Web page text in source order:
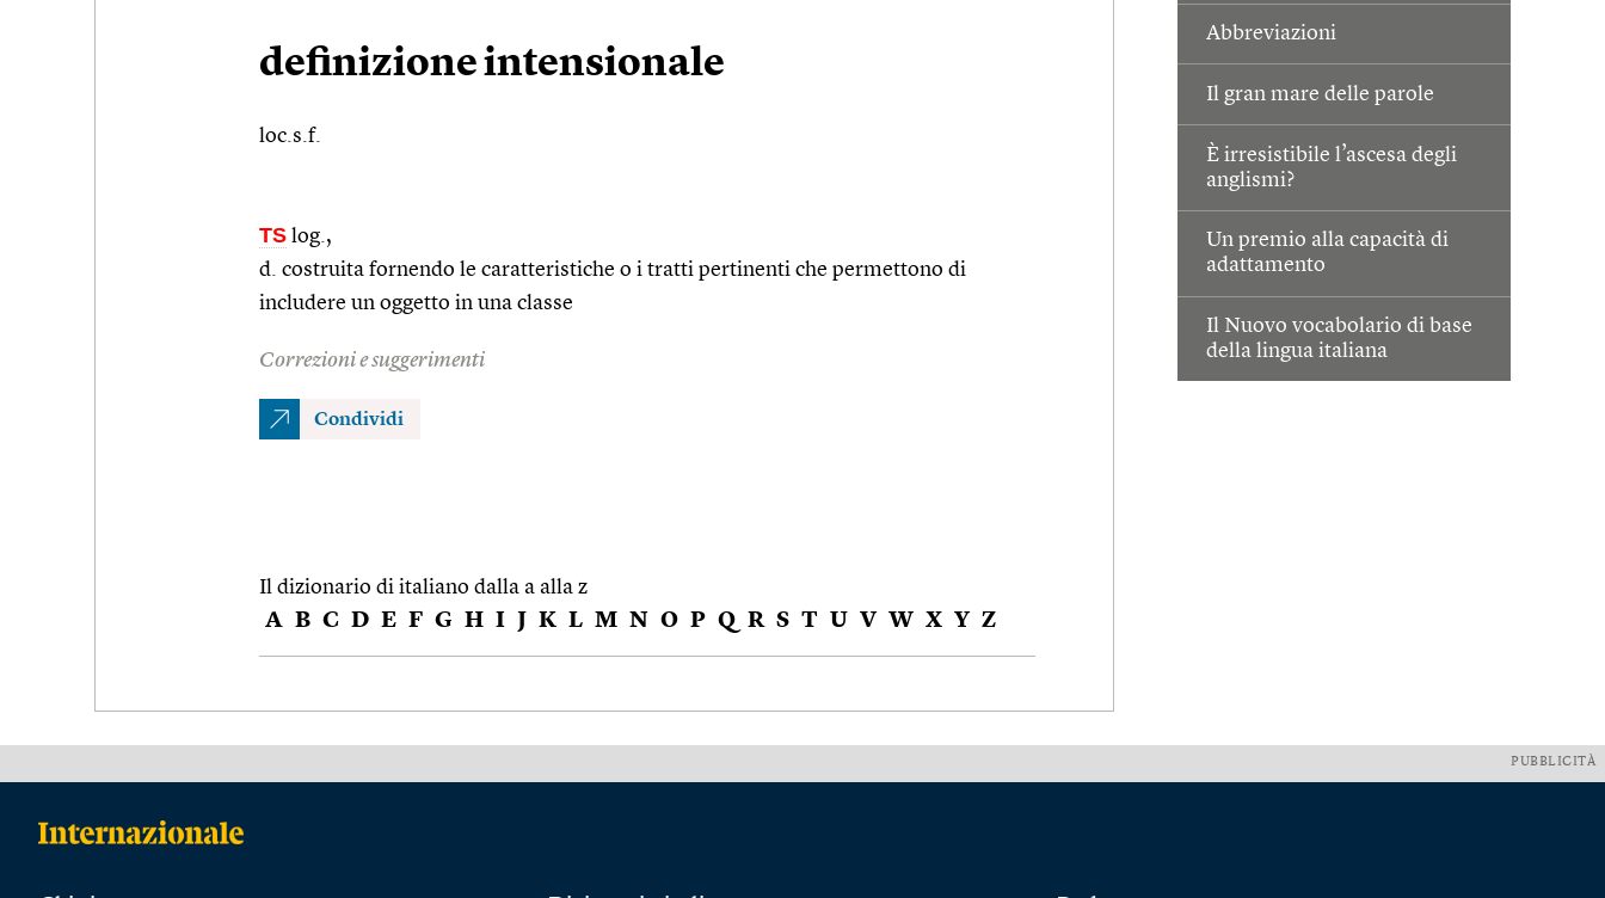
Abbreviazioni
Il gran mare delle parole
È irresistibile l’ascesa degli
anglismi?
Un premio alla capacità di
adattamento
Il Nuovo vocabolario di base
della lingua italiana
definizione intensionale
loc.s.f.
TS log.,
d. costruita fornendo le caratteristiche o i tratti pertinenti che permettono di
includere un oggetto in una classe
Correzioni e suggerimenti
Condividi
Il dizionario di italiano dalla a alla z
A B C D E F G H I J K L M N O P Q R S T U V W X Y Z
PUBBLICITÀ